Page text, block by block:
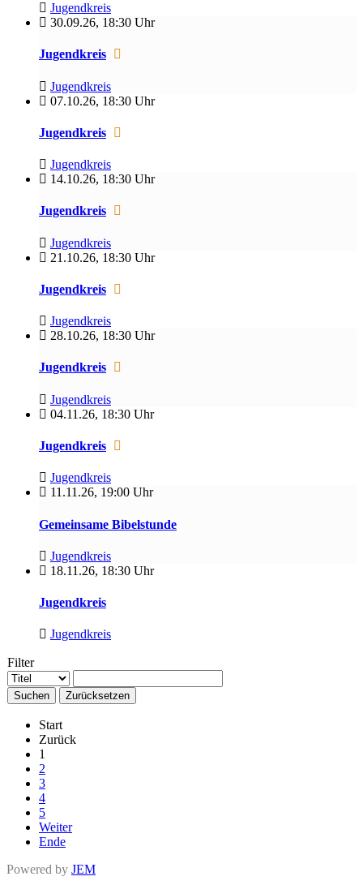
Jugendkreis
30.09.26, 18:30 Uhr
Jugendkreis
Jugendkreis
07.10.26, 18:30 Uhr
Jugendkreis
Jugendkreis
14.10.26, 18:30 Uhr
Jugendkreis
Jugendkreis
21.10.26, 18:30 Uhr
Jugendkreis
Jugendkreis
28.10.26, 18:30 Uhr
Jugendkreis
Jugendkreis
04.11.26, 18:30 Uhr
Jugendkreis
Jugendkreis
11.11.26, 19:00 Uhr
Gemeinsame Bibelstunde
Jugendkreis
18.11.26, 18:30 Uhr
Jugendkreis
Jugendkreis
Filter
Suchen Zurücksetzen
Start
Zurück
1
2
3
4
5
Weiter
Ende
Powered by JEM